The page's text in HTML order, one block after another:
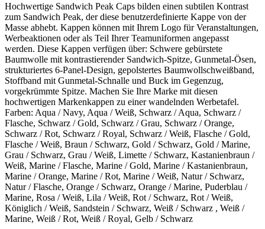
Hochwertige Sandwich Peak Caps bilden einen subtilen Kontrast
zum Sandwich Peak, der diese benutzerdefinierte Kappe von der
Masse abhebt. Kappen können mit Ihrem Logo für Veranstaltungen,
Werbeaktionen oder als Teil Ihrer Teamuniformen angepasst
werden. Diese Kappen verfügen über: Schwere gebürstete
Baumwolle mit kontrastierender Sandwich-Spitze, Gunmetal-Ösen,
strukturiertes 6-Panel-Design, gepolstertes Baumwollschweißband,
Stoffband mit Gunmetal-Schnalle und Buck im Gegenzug,
vorgekrümmte Spitze. Machen Sie Ihre Marke mit diesen
hochwertigen Markenkappen zu einer wandelnden Werbetafel.
Farben: Aqua / Navy, Aqua / Weiß, Schwarz / Aqua, Schwarz /
Flasche, Schwarz / Gold, Schwarz / Grau, Schwarz / Orange,
Schwarz / Rot, Schwarz / Royal, Schwarz / Weiß, Flasche / Gold,
Flasche / Weiß, Braun / Schwarz, Gold / Schwarz, Gold / Marine,
Grau / Schwarz, Grau / Weiß, Limette / Schwarz, Kastanienbraun /
Weiß, Marine / Flasche, Marine / Gold, Marine / Kastanienbraun,
Marine / Orange, Marine / Rot, Marine / Weiß, Natur / Schwarz,
Natur / Flasche, Orange / Schwarz, Orange / Marine, Puderblau /
Marine, Rosa / Weiß, Lila / Weiß, Rot / Schwarz, Rot / Weiß,
Königlich / Weiß, Sandstein / Schwarz, Weiß / Schwarz , Weiß /
Marine, Weiß / Rot, Weiß / Royal, Gelb / Schwarz